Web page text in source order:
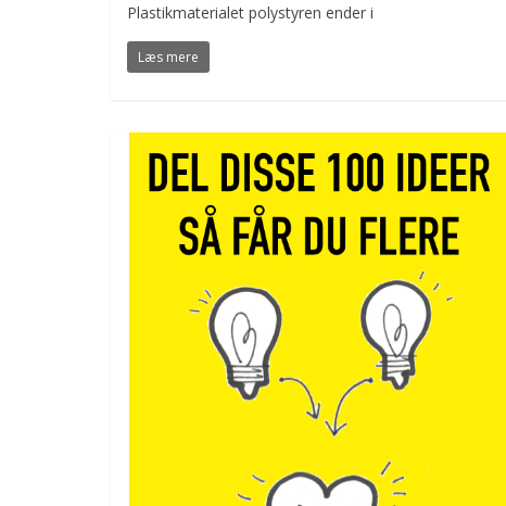
Plastikmaterialet polystyren ender i
Læs mere